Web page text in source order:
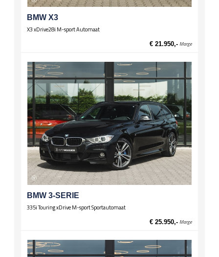
BMW X3
X3 xDrive28i M-sport Automaat
€ 21.950,- Marge
BMW 3-SERIE
335i Touring xDrive M-sport Sportautomaat
€ 25.950,- Marge